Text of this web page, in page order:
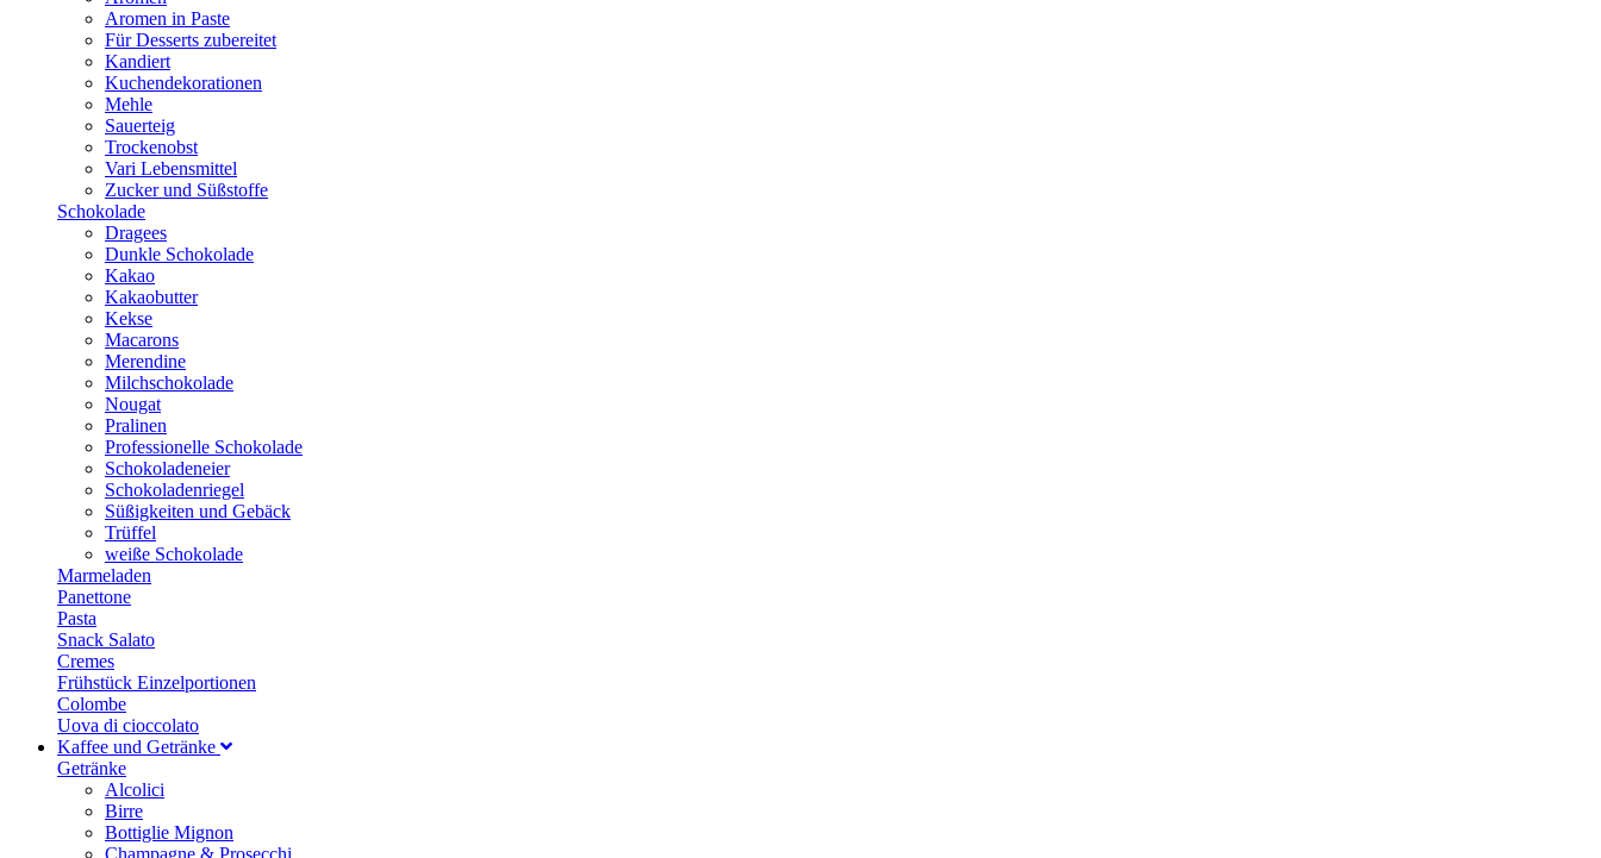
Aromen in Paste
Für Desserts zubereitet
Kandiert
Kuchendekorationen
Mehle
Sauerteig
Trockenobst
Vari Lebensmittel
Zucker und Süßstoffe
Schokolade
Dragees
Dunkle Schokolade
Kakao
Kakaobutter
Kekse
Macarons
Merendine
Milchschokolade
Nougat
Pralinen
Professionelle Schokolade
Schokoladeneier
Schokoladenriegel
Süßigkeiten und Gebäck
Trüffel
weiße Schokolade
Marmeladen
Panettone
Pasta
Snack Salato
Cremes
Frühstück Einzelportionen
Colombe
Uova di cioccolato
Kaffee und Getränke
Getränke
Alcolici
Birre
Bottiglie Mignon
Champagne & Prosecchi